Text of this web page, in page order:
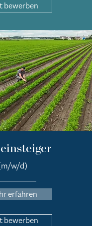
w/d)
erfahren
bewerben
bewerben